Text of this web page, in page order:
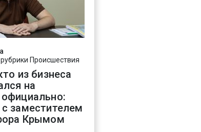
Происшествия
из бизнеса
на
заместителем
Крымом